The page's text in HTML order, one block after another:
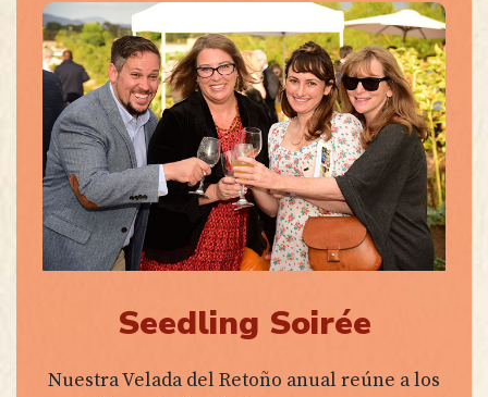
Seedling Soirée
Nuestra Velada del Retoño anual reúne a los